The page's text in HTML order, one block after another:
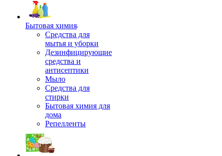
Бытовая химия
Средства для
мытья и уборки
Дезинфицирующие
средства и
антисептики
Мыло
Средства для
стирки
Бытовая химия для
дома
Репелленты